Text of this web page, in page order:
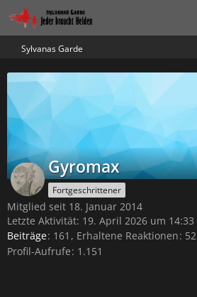
Sylvanas Garde
Gyromax
Fortgeschrittener
Mitglied seit 18. Januar 2014
Letzte Aktivität: 19. April 2026 um 14:33
Beiträge 161 Erhaltene Reaktionen 52
Profil-Aufrufe 1.151